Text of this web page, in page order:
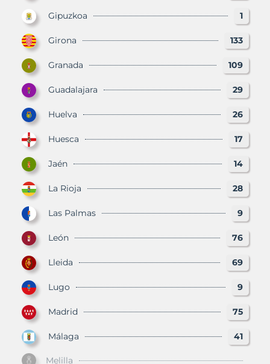
Gipuzkoa 1
Girona 133
Granada 109
Guadalajara 29
Huelva 26
Huesca 17
Jaén 14
La Rioja 28
Las Palmas 9
León 76
Lleida 69
Lugo 9
Madrid 75
Málaga 41
Melilla